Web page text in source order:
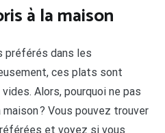
à la maison
préférés dans les
ces plats sont
Alors, pourquoi ne pas
? Vous pouvez trouver
et voyez si vous